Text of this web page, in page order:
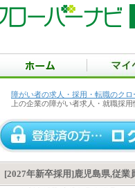
障がい者の求人・採用・転職のクロ
上の企業の障がい者求人・就職採
[2027年新卒採用]鹿児島県,従業